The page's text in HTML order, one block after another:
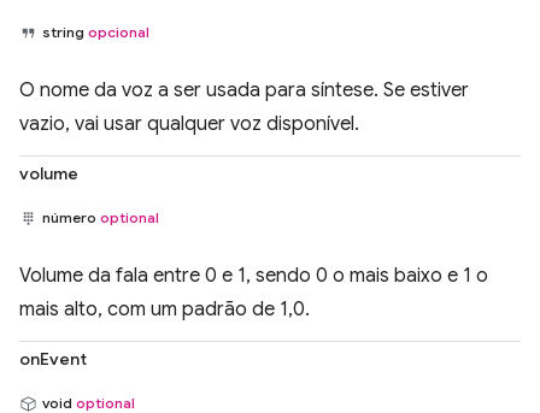
string opcional
O nome da voz a ser usada para síntese. Se estiver
vazio, vai usar qualquer voz disponível.
volume
número optional
Volume da fala entre 0 e 1, sendo 0 o mais baixo e 1 o
mais alto, com um padrão de 1,0.
onEvent
void optional